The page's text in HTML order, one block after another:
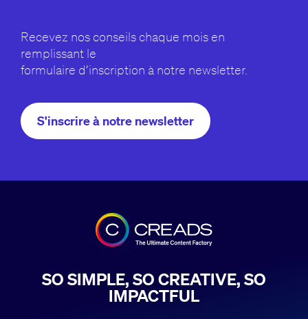
Recevez nos conseils chaque mois en
remplissant le
formulaire d’inscription à notre newsletter.
S'inscrire à notre newsletter
SO SIMPLE, SO CREATIVE, SO
IMPACTFUL